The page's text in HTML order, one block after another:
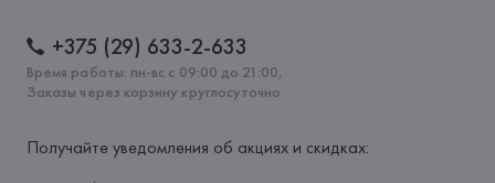
+375 (29) 633-2-633
Время работы: пн-вс с 09:00 до 21:00,
Заказы через корзину круглосуточно
Получайте уведомления об акциях и скидках: